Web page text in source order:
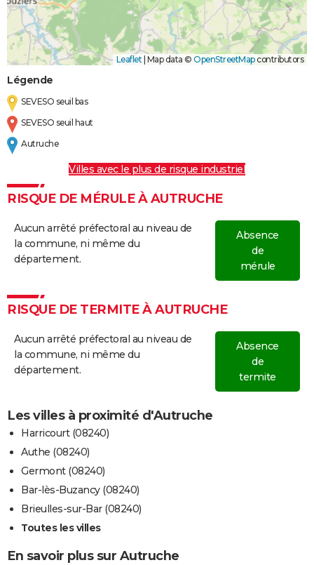
Leaflet Map data © OpenStreetMapcontributors
Légende
SEVESO seuil bas
SEVESO seuil haut
Autruche
Villes avec le plus de risque industriel
RISQUE DE MÉRULE À AUTRUCHE
Aucun arrêté préfectoral au niveau de
la commune, ni même du
département.
Absence
de
mérule
RISQUE DE TERMITE À AUTRUCHE
Aucun arrêté préfectoral au niveau de
la commune, ni même du
département.
Absence
de
termite
Les villes à proximité d'Autruche
Harricourt (08240)
Authe (08240)
Germont (08240)
Bar-lès-Buzancy (08240)
Brieulles-sur-Bar (08240)
Toutes les villes
En savoir plus sur Autruche